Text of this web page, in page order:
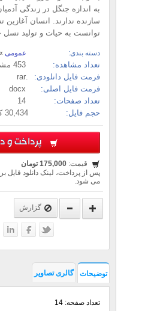
به اندازه جنگل در زندگی
سازنده ندارند. انسان آغازین
توانست به حیات و تولید نسل
دسته بندی: عمومی
تعداد مشاهده:
فرمت فایل دانلودی:
.rar
فرمت فایل اصلی:
تعداد صفحات:
حجم فایل:
30,434 کیلوبایت
پرداخت و
قیمت: 175,000 تومان
پس از پرداخت، لینک دانلود فایل
می شود.
گزارش
توضیحات گالری تصاویر
تعداد صفحه: 14